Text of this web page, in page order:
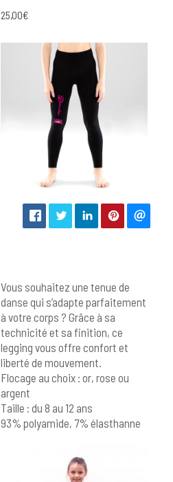
25,00€
Vous souhaitez une tenue de
danse qui s’adapte parfaitement
à votre corps ? Grâce à sa
technicité et sa finition, ce
legging vous offre confort et
liberté de mouvement.
Flocage au choix : or, rose ou
argent
Taille : du 8 au 12 ans
93% polyamide, 7% élasthanne